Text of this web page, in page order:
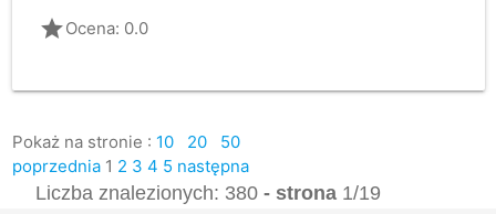
gradeOcena: 0.0
Pokaż na stronie : 10 20
50
poprzednia 1 2 3 4 5 następna
Liczba znalezionych: 380- strona 1/19